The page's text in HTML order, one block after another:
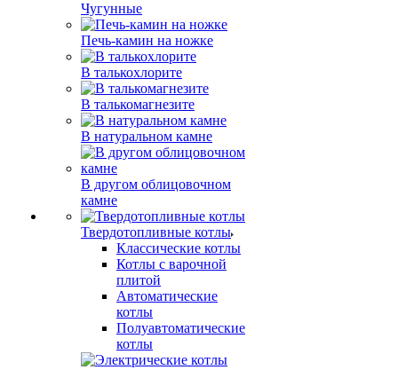
Чугунные
Печь-камин на ножке
В талькохлорите
В талькомагнезите
В натуральном камне
В другом облицовочном
камне
Твердотопливные котлы
Классические котлы
Котлы с варочной
плитой
Автоматические
котлы
Полуавтоматические
котлы